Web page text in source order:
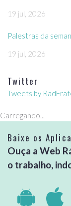
19 jul, 2026
Palestras da
19 jul, 2026
Twitter
Tweets by
Carregando...
Baixe os
Ouça a Web
o trabalho,